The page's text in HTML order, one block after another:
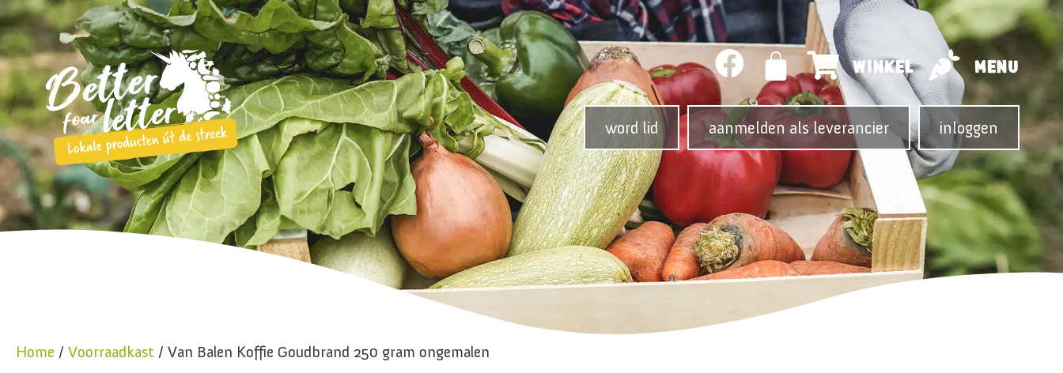
WINKEL MENU
word lid aanmelden als leverancier inloggen
Home / Voorraadkast / Van Balen Koffie Goudbrand 250 gram ongemalen